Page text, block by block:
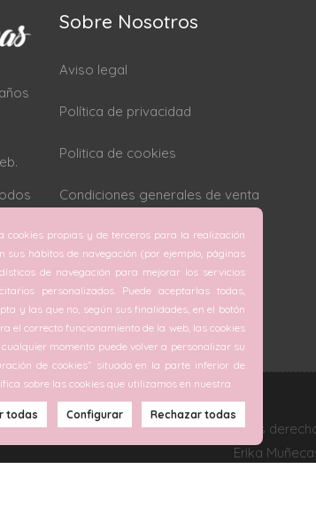
Sobre Nosotros
Aviso legal
Política de privacidad
Politica de cookies
Condiciones generales de venta
Configurar cookies
Todos los
Erika
cookies propias y de terceros para la realización
sus hábitos de navegación (por ejemplo, páginas
de navegación para mejorar los servicios
personalizados. Puede aceptarlas todas,
y las que no, según sus finalidades, en el botón
el correcto funcionamiento de la web, las cookies
momento puede volver a personalizar su
de cookies” situado en la parte inferior de
sobre las cookies que utilizamos en nuestra